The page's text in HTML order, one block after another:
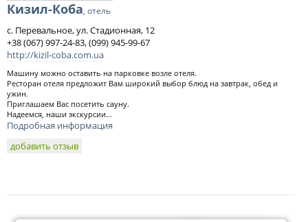
Кизил-Коба, отель
с. Перевальное, ул. Стадионная, 12
+38 (067) 997-24-83, (099) 945-99-67
http://kizil-coba.com.ua
Машину можно оставить на парковке возле отеля.
Ресторан отеля предложит Вам широкий выбор блюд на завтрак, обед и
ужин.
Приглашаем Вас посетить сауну.
Надеемся, наши экскурсии...
Подробная информация
добавить отзыв